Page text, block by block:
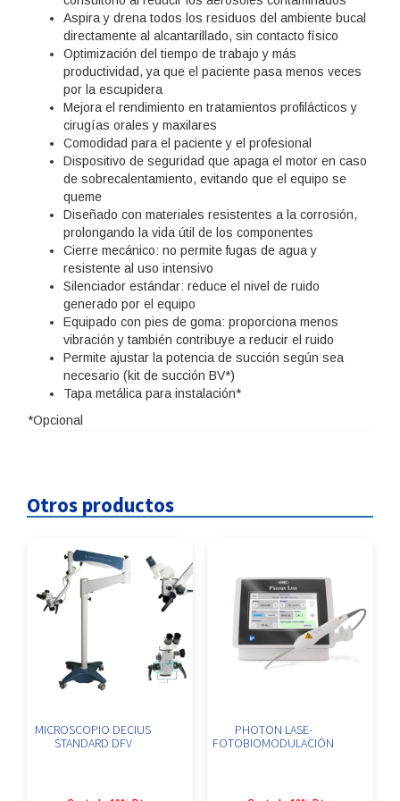
Aspira y drena todos los residuos del ambiente bucal
directamente al alcantarillado, sin contacto físico
Optimización del tiempo de trabajo y más
productividad, ya que el paciente pasa menos veces
por la escupidera
Mejora el rendimiento en tratamientos profilácticos y
cirugías orales y maxilares
Comodidad para el paciente y el profesional
Dispositivo de seguridad que apaga el motor en caso
de sobrecalentamiento, evitando que el equipo se
queme
Diseñado con materiales resistentes a la corrosión,
prolongando la vida útil de los componentes
Cierre mecánico: no permite fugas de agua y
resistente al uso intensivo
Silenciador estándar: reduce el nivel de ruido
generado por el equipo
Equipado con pies de goma: proporciona menos
vibración y también contribuye a reducir el ruido
Permite ajustar la potencia de succión según sea
necesario (kit de succión BV*)
Tapa metálica para instalación*
*Opcional
Otros productos
MICROSCOPIO DECIUS
STANDARD DFV
PHOTON LASE-
FOTOBIOMODULACIÓN